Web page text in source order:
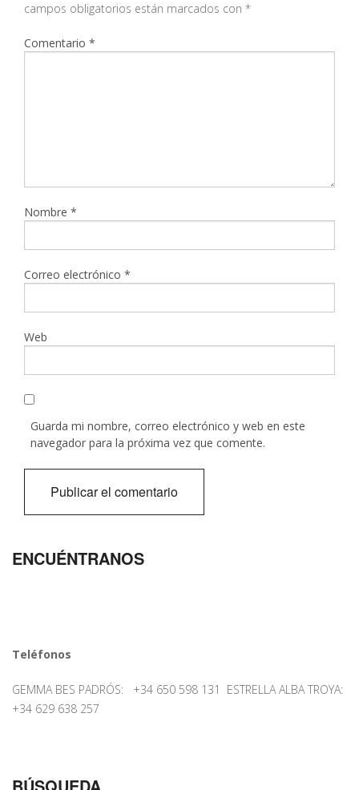
campos obligatorios están marcados con *
Comentario *
Nombre *
Correo electrónico *
Web
Guarda mi nombre, correo electrónico y web en este
navegador para la próxima vez que comente.
ENCUÉNTRANOS
Teléfonos
GEMMA BES PADRÓS: +34 650 598 131 ESTRELLA ALBA TROYA:
+34 629 638 257